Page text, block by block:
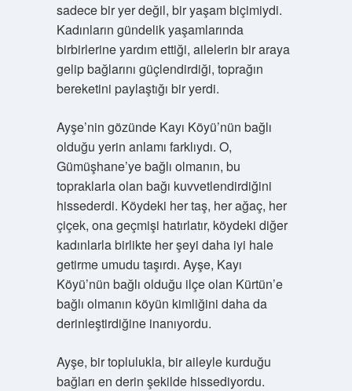
sadece bir yer değil, bir yaşam biçimiydi.
Kadınların gündelik yaşamlarında
birbirlerine yardım ettiği, ailelerin bir araya
gelip bağlarını güçlendirdiği, toprağın
bereketini paylaştığı bir yerdi.
Ayşe’nin gözünde Kayı Köyü’nün bağlı
olduğu yerin anlamı farklıydı. O,
Gümüşhane’ye bağlı olmanın, bu
topraklarla olan bağı kuvvetlendirdiğini
hissederdi. Köydeki her taş, her ağaç, her
çiçek, ona geçmişi hatırlatır, köydeki diğer
kadınlarla birlikte her şeyi daha iyi hale
getirme umudu taşırdı. Ayşe, Kayı
Köyü’nün bağlı olduğu ilçe olan Kürtün’e
bağlı olmanın köyün kimliğini daha da
derinleştirdiğine inanıyordu.
Ayşe, bir toplulukla, bir aileyle kurduğu
bağları en derin şekilde hissediyordu.